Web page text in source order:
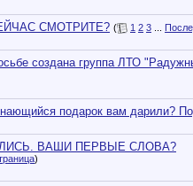
СМОТРИТЕ? ( 1 2 3
создана группа ЛТО
подарок вам дарили?
ВАШИ ПЕРВЫЕ СЛОВА?
)